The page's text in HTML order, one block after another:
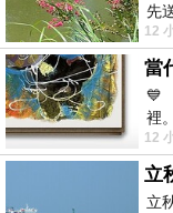
先
以
12
💙
裡
抽
12
立
立